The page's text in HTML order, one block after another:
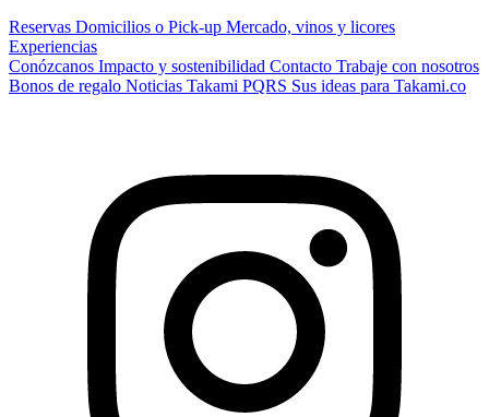
Reservas Domicilios o Pick-up Mercado, vinos y licores
Experiencias
Conózcanos Impacto y sostenibilidad Contacto Trabaje con nosotros
Bonos de regalo Noticias Takami PQRS Sus ideas para Takami.co